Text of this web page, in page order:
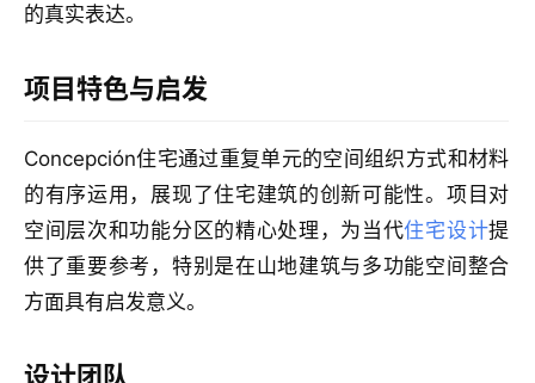
的真实表达。
项目特色与启发
Concepción住宅通过重复单元的空间组织方式和材料
的有序运用，展现了住宅建筑的创新可能性。项目对
空间层次和功能分区的精心处理，为当代住宅设计提
供了重要参考，特别是在山地建筑与多功能空间整合
方面具有启发意义。
设计团队